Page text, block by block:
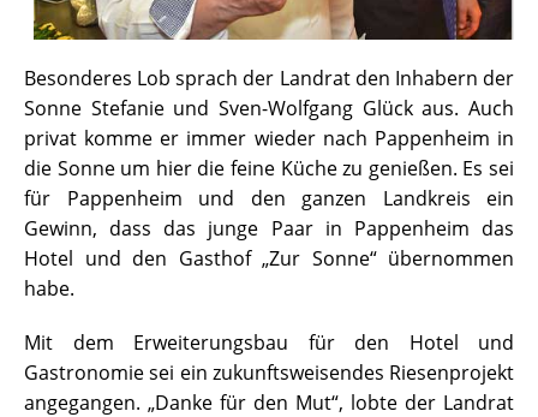
Besonderes Lob sprach der Landrat den Inhabern der
Sonne Stefanie und Sven-Wolfgang Glück aus. Auch
privat komme er immer wieder nach Pappenheim in
die Sonne um hier die feine Küche zu genießen. Es sei
für Pappenheim und den ganzen Landkreis ein
Gewinn, dass das junge Paar in Pappenheim das
Hotel und den Gasthof „Zur Sonne“ übernommen
habe.
Mit dem Erweiterungsbau für den Hotel und
Gastronomie sei ein zukunftsweisendes Riesenprojekt
angegangen. „Danke für den Mut“, lobte der Landrat